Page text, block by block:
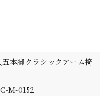
五本脚クラシックアーム椅
M-0152